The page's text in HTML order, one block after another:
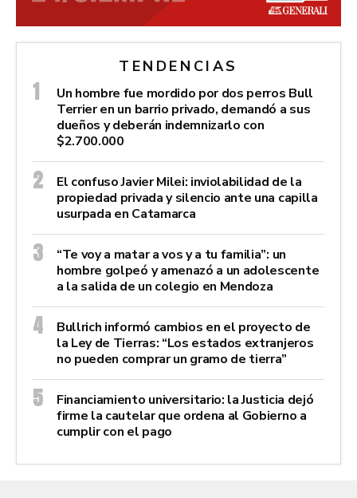
TENDENCIAS
Un hombre fue mordido por dos perros Bull
Terrier en un barrio privado, demandó a sus
dueños y deberán indemnizarlo con
$2.700.000
El confuso Javier Milei: inviolabilidad de la
propiedad privada y silencio ante una capilla
usurpada en Catamarca
“Te voy a matar a vos y a tu familia”: un
hombre golpeó y amenazó a un adolescente
a la salida de un colegio en Mendoza
Bullrich informó cambios en el proyecto de
la Ley de Tierras: “Los estados extranjeros
no pueden comprar un gramo de tierra”
Financiamiento universitario: la Justicia dejó
firme la cautelar que ordena al Gobierno a
cumplir con el pago